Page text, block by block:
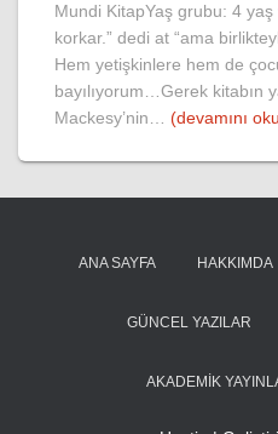
Mundi KitapYaş grubu: 4
korkar.” dedi at “ama
Hem yetişkinlere hem de
bayılıyorum…Gerek kitabın
Mackesy’nin… (devamını
ANA SAYFA HAKKIMDA
GÜNCEL YAZILAR
AKADEMIK